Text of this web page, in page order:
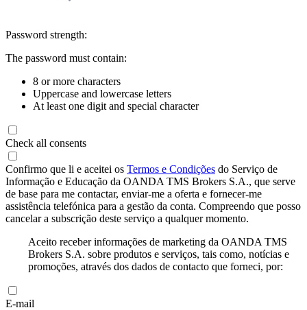
Password strength:
The password must contain:
8 or more characters
Uppercase and lowercase letters
At least one digit and special character
Check all consents
Confirmo que li e aceitei os Termos e Condições do Serviço de
Informação e Educação da OANDA TMS Brokers S.A., que serve
de base para me contactar, enviar-me a oferta e fornecer-me
assistência telefónica para a gestão da conta. Compreendo que posso
cancelar a subscrição deste serviço a qualquer momento.
Aceito receber informações de marketing da OANDA TMS
Brokers S.A. sobre produtos e serviços, tais como, notícias e
promoções, através dos dados de contacto que forneci, por:
E-mail